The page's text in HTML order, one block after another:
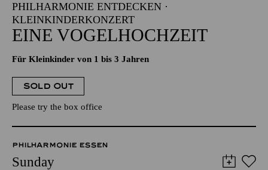
PHILHARMONIE ENTDECKEN ·
KLEINKINDERKONZERT
EINE VOGELHOCHZEIT
Für Kleinkinder von 1 bis 3 Jahren
SOLD OUT
Please try the box office
PHILHARMONIE ESSEN
Sunday